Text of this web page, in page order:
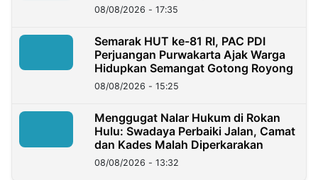
08/08/2026 - 17:35
Semarak HUT ke-81 RI, PAC PDI
Perjuangan Purwakarta Ajak Warga
Hidupkan Semangat Gotong Royong
08/08/2026 - 15:25
Menggugat Nalar Hukum di Rokan
Hulu: Swadaya Perbaiki Jalan, Camat
dan Kades Malah Diperkarakan
08/08/2026 - 13:32